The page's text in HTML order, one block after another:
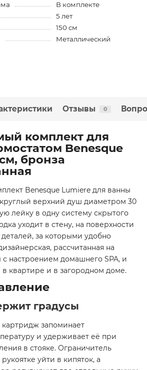
В комплекте
5 лет
150 см
Металлический
Отзывы 0
комплект для
Benesque
бронза
Benesque Lumiere для ванны
круглый верхний душ диаметром 30
лейку в одну систему скрытого
уходит в стену, на поверхности
за которыми удобно
рассчитанная на
настроением домашнего SPA, и
квартире и в загородном доме.
градусы
запоминает
и удерживает её при
в стояке. Ограничитель
уйти в кипяток, а